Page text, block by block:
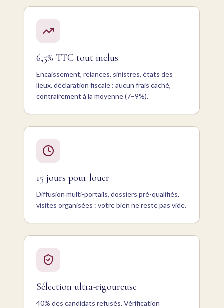
6,5% TTC tout inclus
Encaissement, relances, sinistres, états des
lieux, déclaration fiscale : aucun frais caché,
contrairement à la moyenne (7–9%).
15 jours pour louer
Diffusion multi-portails, dossiers pré-qualifiés,
visites organisées : votre bien ne reste pas vide.
Sélection ultra-rigoureuse
40% des candidats refusés. Vérification